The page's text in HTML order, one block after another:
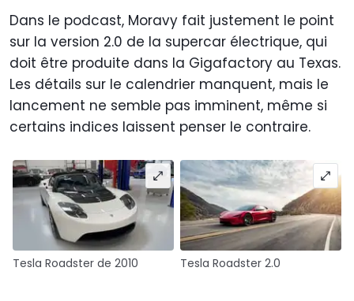
Dans le podcast, Moravy fait justement le point
sur la version 2.0 de la supercar électrique, qui
doit être produite dans la Gigafactory au Texas.
Les détails sur le calendrier manquent, mais le
lancement ne semble pas imminent, même si
certains indices laissent penser le contraire.
Tesla Roadster de 2010 Tesla Roadster 2.0